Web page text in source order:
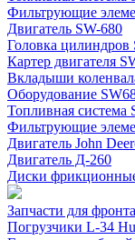
Фильтрующие
Двигатель SW-680
Головка цилиндров
Картер двигателя
Вкладыши
Оборудование
Топливная система
Фильтрующие
Двигатель John
Двигатель Д-260
Диски
Запчасти для
Погрузчики L-34